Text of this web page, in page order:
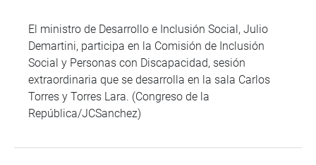
El ministro de Desarrollo e Inclusión Social, Julio
Demartini, participa en la Comisión de Inclusión
Social y Personas con Discapacidad, sesión
extraordinaria que se desarrolla en la sala Carlos
Torres y Torres Lara. (Congreso de la
República/JCSanchez)